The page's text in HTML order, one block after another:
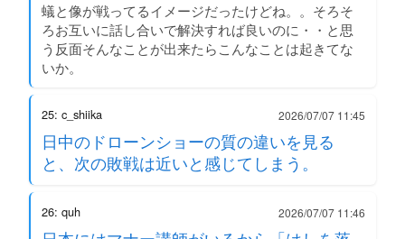
蟻と像が戦ってるイメージだったけどね。。そろそ
ろお互いに話し合いで解決すれば良いのに・・と思
う反面そんなことが出来たらこんなことは起きてな
いか。
25: c_shiika 2026/07/07 11:45
日中のドローンショーの質の違いを見る
と、次の敗戦は近いと感じてしまう。
26: quh 2026/07/07 11:46